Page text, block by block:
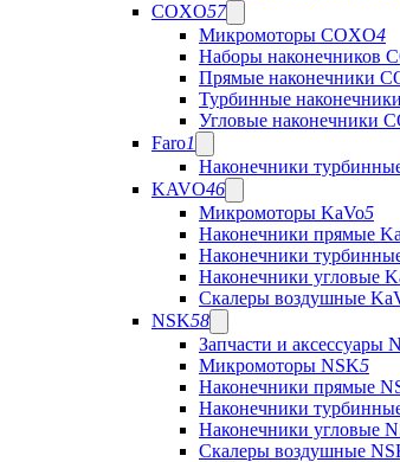
COXO57
Микромоторы COXO4
Наборы наконечников
Прямые наконечники
Турбинные
Угловые наконечники
Faro1
Наконечники
KAVO46
Микромоторы KaVo5
Наконечники прямые
Наконечники
Наконечники угловые
Скалеры воздушные
NSK58
Запчасти и аксессуары
Микромоторы NSK5
Наконечники прямые
Наконечники
Наконечники угловые
Скалеры воздушные